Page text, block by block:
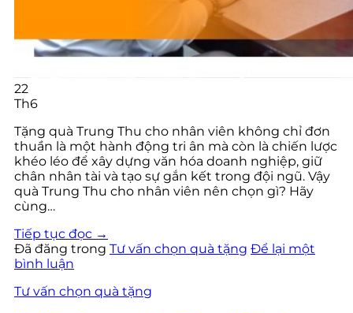
22
Th6
Tặng quà Trung Thu cho nhân viên không chỉ đơn
thuần là một hành động tri ân mà còn là chiến lược
khéo léo để xây dựng văn hóa doanh nghiệp, giữ
chân nhân tài và tạo sự gắn kết trong đội ngũ. Vậy
quà Trung Thu cho nhân viên nên chọn gì? Hãy
cùng…
Tiếp tục đọc →
Đã đăng trong Tư vấn chọn quà tặng Để lại một
bình luận
Tư vấn chọn quà tặng